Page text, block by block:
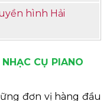
hình Hải
CỤ PIANO
đơn vị hàng đầu